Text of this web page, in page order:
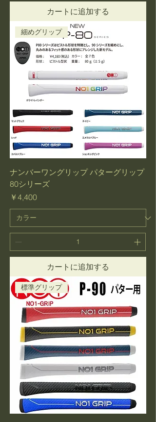
カートに追加する
細めグリップ
ナンバーワングリップ パターグリップ
80シリーズ
価格
￥4,400
カートに追加する
標準グリップ